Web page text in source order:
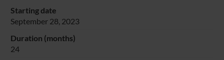
Starting date
September 28, 2023
Duration (months)
24